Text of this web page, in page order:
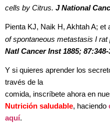
cells by Citrus. J National
Pienta KJ, Naik H, Akhtah A; et
of spontaneous metastasis I
Natl Cancer Inst 1885; 87:348-
Y si quieres aprender los
través de la
comida, inscríbete ahora en
Nutrición saludable, haciendo
aquí.